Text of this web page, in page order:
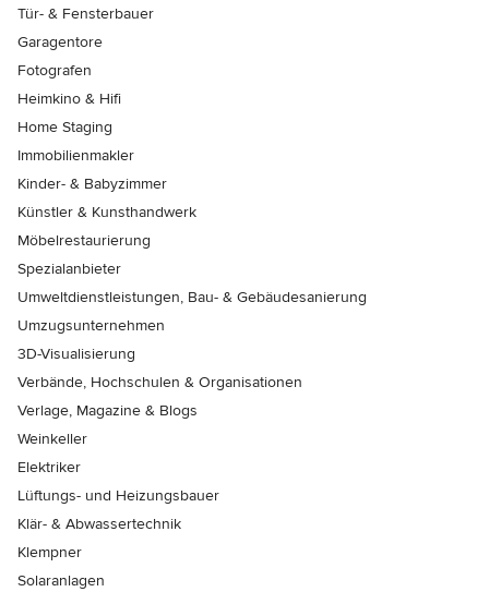
Tür- & Fensterbauer
Garagentore
Fotografen
Heimkino & Hifi
Home Staging
Immobilienmakler
Kinder- & Babyzimmer
Künstler & Kunsthandwerk
Möbelrestaurierung
Spezialanbieter
Umweltdienstleistungen, Bau- & Gebäudesanierung
Umzugsunternehmen
3D-Visualisierung
Verbände, Hochschulen & Organisationen
Verlage, Magazine & Blogs
Weinkeller
Elektriker
Lüftungs- und Heizungsbauer
Klär- & Abwassertechnik
Klempner
Solaranlagen